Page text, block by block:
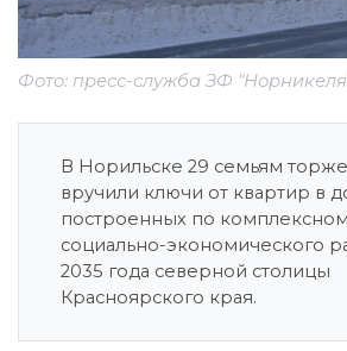
Фото: пресс-служба ЗФ
В Норильске 29 семьям
вручили ключи от квартир в
построенных по
социально-экономического
2035 года северной столицы
Красноярского края.